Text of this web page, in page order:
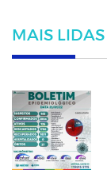
MAIS LIDAS